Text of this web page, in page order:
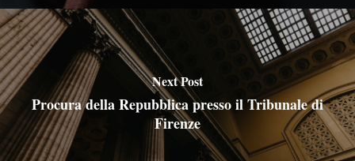
Next Post
Procura della Repubblica presso il Tribunale di
Firenze